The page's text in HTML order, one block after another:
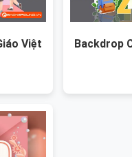
Việt
Backdrop